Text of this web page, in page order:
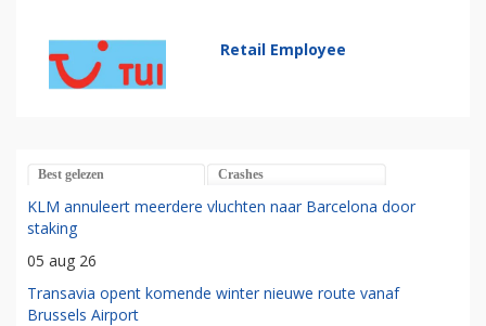
Retail Employee
Best gelezen Crashes
KLM annuleert meerdere vluchten naar Barcelona door
staking
05 aug 26
Transavia opent komende winter nieuwe route vanaf
Brussels Airport